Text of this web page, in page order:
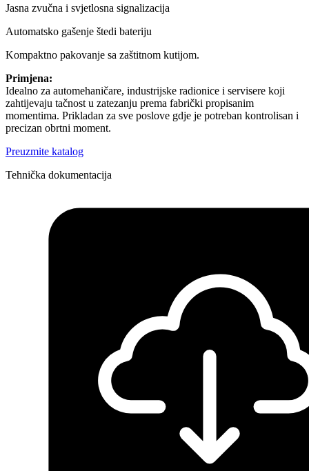
Jasna zvučna i svjetlosna signalizacija
Automatsko gašenje štedi bateriju
Kompaktno pakovanje sa zaštitnom kutijom.
Primjena:
Idealno za automehaničare, industrijske radionice i servisere koji
zahtijevaju tačnost u zatezanju prema fabrički propisanim
momentima. Prikladan za sve poslove gdje je potreban kontrolisan i
precizan obrtni moment.
Preuzmite katalog
Tehnička dokumentacija